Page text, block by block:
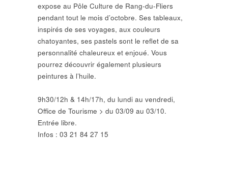
expose au Pôle Culture de Rang-du-Fliers
pendant tout le mois d’octobre. Ses tableaux,
inspirés de ses voyages, aux couleurs
chatoyantes, ses pastels sont le reflet de sa
personnalité chaleureux et enjoué. Vous
pourrez découvrir également plusieurs
peintures à l’huile.
9h30/12h & 14h/17h, du lundi au vendredi,
Office de Tourisme > du 03/09 au 03/10.
Entrée libre.
Infos : 03 21 84 27 15